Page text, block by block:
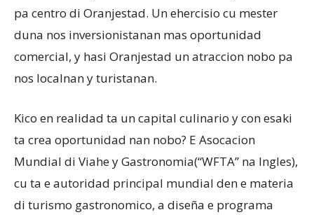
pa centro di Oranjestad. Un ehercisio cu mester
duna nos inversionistanan mas oportunidad
comercial, y hasi Oranjestad un atraccion nobo pa
nos localnan y turistanan.
Kico en realidad ta un capital culinario y con esaki
ta crea oportunidad nan nobo? E Asocacion
Mundial di Viahe y Gastronomia(“WFTA” na Ingles),
cu ta e autoridad principal mundial den e materia
di turismo gastronomico, a diseña e programa